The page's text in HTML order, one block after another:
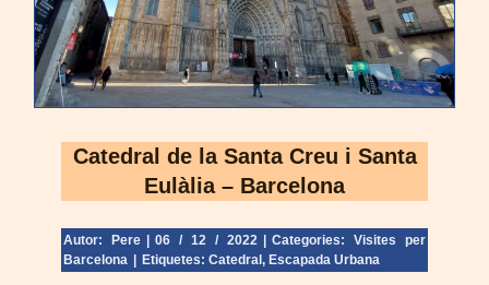
Catedral de la Santa Creu i Santa
Eulàlia – Barcelona
Autor: Pere 06 / 12 / 2022 Categories: Visites per
Barcelona
Etiquetes: Catedral , Escapada Urbana